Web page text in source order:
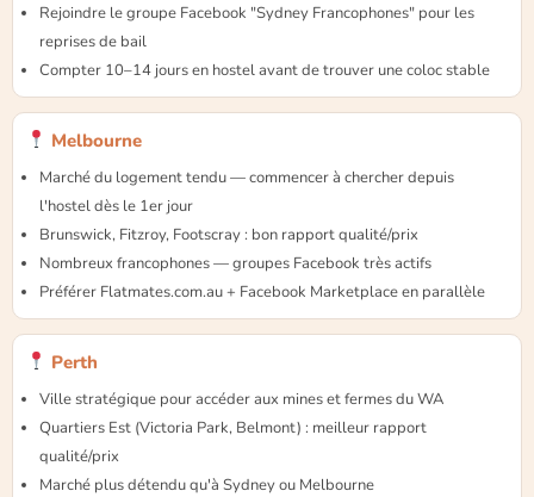
Rejoindre le groupe Facebook "Sydney Francophones" pour les
reprises de bail
Compter 10–14 jours en hostel avant de trouver une coloc stable
Melbourne
Marché du logement tendu — commencer à chercher depuis
l'hostel dès le 1er jour
Brunswick, Fitzroy, Footscray : bon rapport qualité/prix
Nombreux francophones — groupes Facebook très actifs
Préférer Flatmates.com.au + Facebook Marketplace en parallèle
Perth
Ville stratégique pour accéder aux mines et fermes du WA
Quartiers Est (Victoria Park, Belmont) : meilleur rapport
qualité/prix
Marché plus détendu qu'à Sydney ou Melbourne